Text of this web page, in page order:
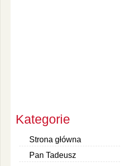
Kategorie
Strona główna
Pan Tadeusz